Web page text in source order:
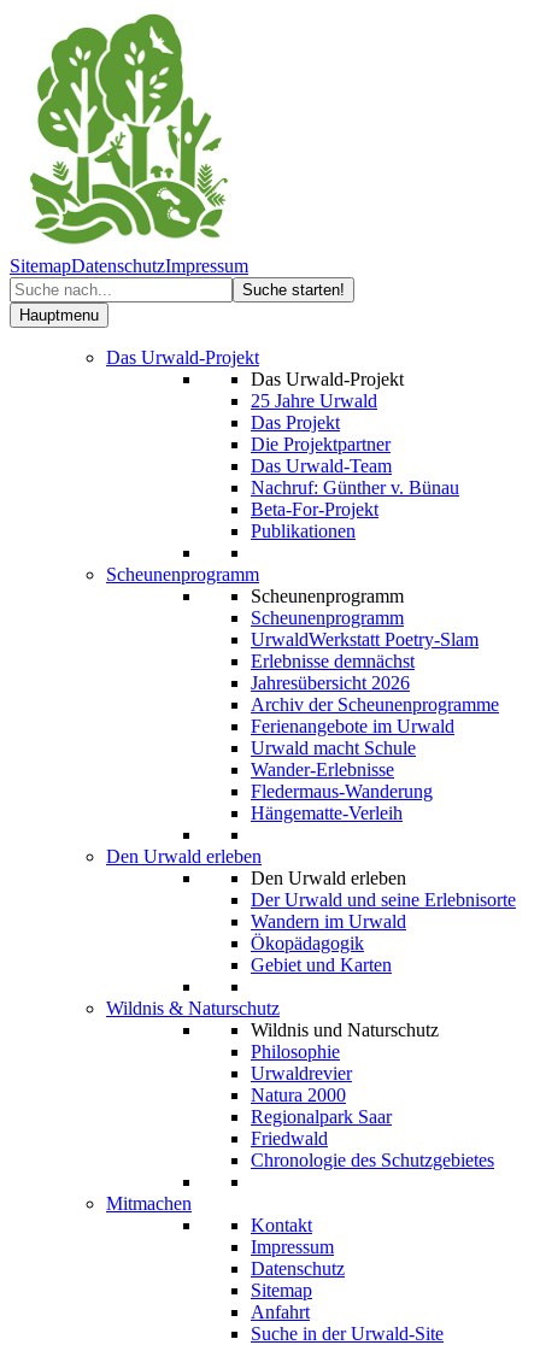
SitemapDatenschutzImpressum
Hauptmenu
Das Urwald-Projekt
Das Urwald-Projekt
25 Jahre Urwald
Das Projekt
Die Projektpartner
Das Urwald-Team
Nachruf: Günther v. Bünau
Beta-For-Projekt
Publikationen
Scheunenprogramm
Scheunenprogramm
Scheunenprogramm
UrwaldWerkstatt Poetry-Slam
Erlebnisse demnächst
Jahresübersicht 2026
Archiv der Scheunenprogramme
Ferienangebote im Urwald
Urwald macht Schule
Wander-Erlebnisse
Fledermaus-Wanderung
Hängematte-Verleih
Den Urwald erleben
Den Urwald erleben
Der Urwald und seine Erlebnisorte
Wandern im Urwald
Ökopädagogik
Gebiet und Karten
Wildnis & Naturschutz
Wildnis und Naturschutz
Philosophie
Urwaldrevier
Natura 2000
Regionalpark Saar
Friedwald
Chronologie des Schutzgebietes
Mitmachen
Kontakt
Impressum
Datenschutz
Sitemap
Anfahrt
Suche in der Urwald-Site